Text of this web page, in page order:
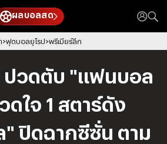
ผลบอลสด
ฟุตบอลยุโรป พรีเมียร์ลีก
ปวดตับ "แฟนบอล
ใจ 1 สตาร์ดัง
" ปิดฉากซีซั่น ตาม